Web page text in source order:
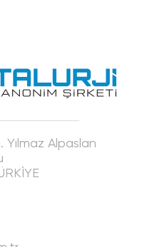
Yılmaz Alpaslan